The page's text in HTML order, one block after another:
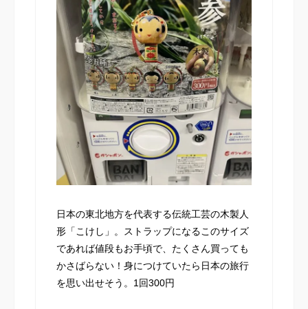
日本の東北地方を代表する伝統工芸の木製人
形「こけし」。ストラップになるこのサイズ
であれば値段もお手頃で、たくさん買っても
かさばらない！身につけていたら日本の旅行
を思い出せそう。1回300円